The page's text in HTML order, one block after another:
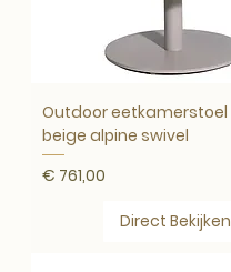
Outdoor eetkamerstoel
beige alpine swivel
Prijs
€ 761,00
Direct Bekijken